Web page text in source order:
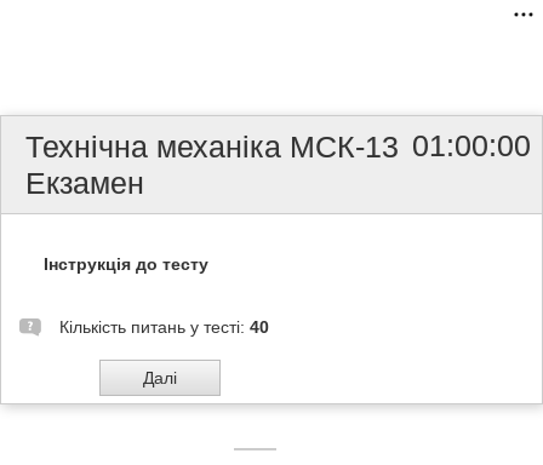
01:00:00
Технічна механіка МСК-13
Екзамен
Інструкція до тесту
Кількість питань у тесті: 40